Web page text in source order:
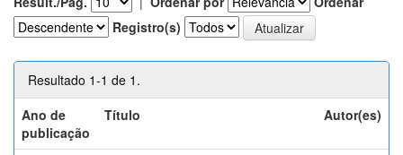
Registro(s)
Resultado 1-1 de 1.
Ano de
publicação
Título Autor(es)